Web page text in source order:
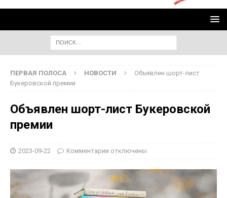
ПЕРВАЯ ПОЛОСА НОВОСТИ
Объявлен шорт-лист
Букеровской премии
Объявлен шорт-лист Букеровской
премии
2023-09-22 Комментарии отключены